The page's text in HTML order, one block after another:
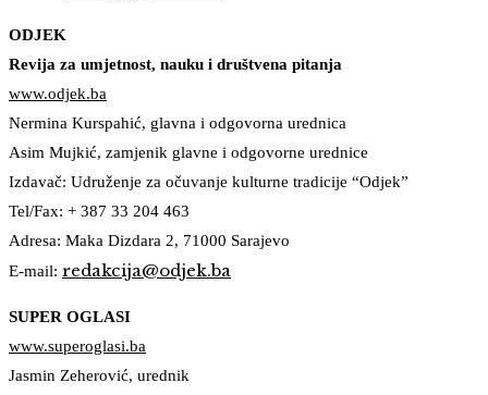
ODJEK
Revija za umjetnost, nauku i društvena pitanja
www.odjek.ba
Nermina Kurspahić, glavna i odgovorna urednica
Asim Mujkić, zamjenik glavne i odgovorne urednice
Izdavač: Udruženje za očuvanje kulturne tradicije “Odjek”
Tel/Fax: + 387 33 204 463
Adresa: Maka Dizdara 2, 71000 Sarajevo
E-mail: redakcija@odjek.ba
SUPER OGLASI
www.superoglasi.ba
Jasmin Zeherović, urednik